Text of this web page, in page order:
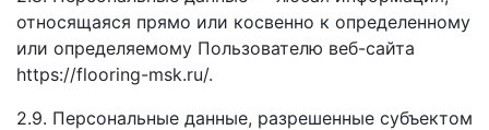
относящаяся прямо или косвенно к определенному
или определяемому Пользователю веб-сайта
https://flooring-msk.ru/.
2.9. Персональные данные, разрешенные субъектом